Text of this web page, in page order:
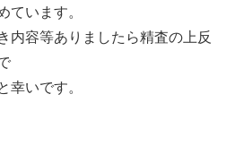
ています。
容等ありましたら精査の上反
いです。